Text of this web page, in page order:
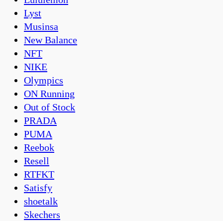
Lyst
Musinsa
New Balance
NFT
NIKE
Olympics
ON Running
Out of Stock
PRADA
PUMA
Reebok
Resell
RTFKT
Satisfy
shoetalk
Skechers